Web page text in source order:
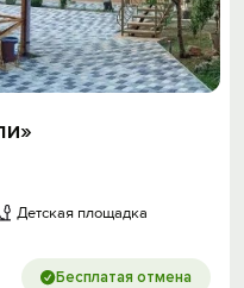
Детская площадка
Бесплатая отмена